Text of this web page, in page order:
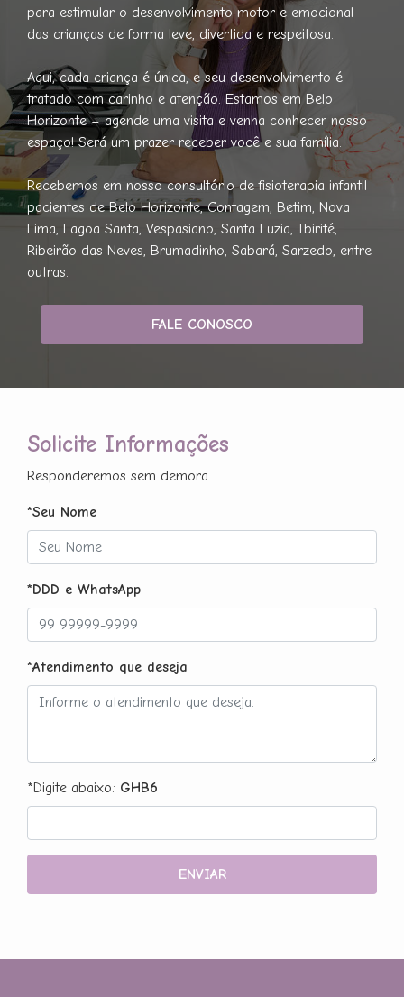
para estimular o desenvolvimento motor e emocional
das crianças de forma leve, divertida e respeitosa.
Aqui, cada criança é única, e seu desenvolvimento é
tratado com carinho e atenção. Estamos em Belo
Horizonte – agende uma visita e venha conhecer nosso
espaço! Será um prazer receber você e sua família.
Recebemos em nosso consultório de fisioterapia infantil
pacientes de Belo Horizonte, Contagem, Betim, Nova
Lima, Lagoa Santa, Vespasiano, Santa Luzia, Ibirité,
Ribeirão das Neves, Brumadinho, Sabará, Sarzedo, entre
outras.
FALE CONOSCO
Solicite Informações
Responderemos sem demora.
*Seu Nome
*DDD e WhatsApp
*Atendimento que deseja
*Digite abaixo: GHB6
ENVIAR